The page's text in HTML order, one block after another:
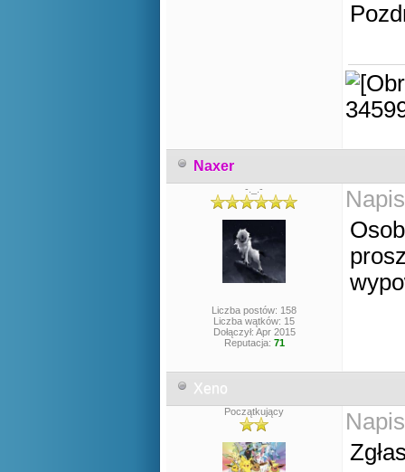
Naxer
-._.-
Liczba postów: 158
Liczba wątków: 15
Dołączył: Apr 2015
Reputacja: 71
Xeno
Początkujący